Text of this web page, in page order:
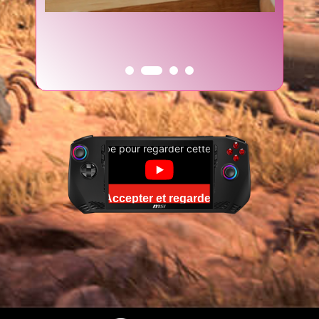
Veuillez accepter les cookies
YouTube pour regarder cette vidéo.
Accepter et regarder